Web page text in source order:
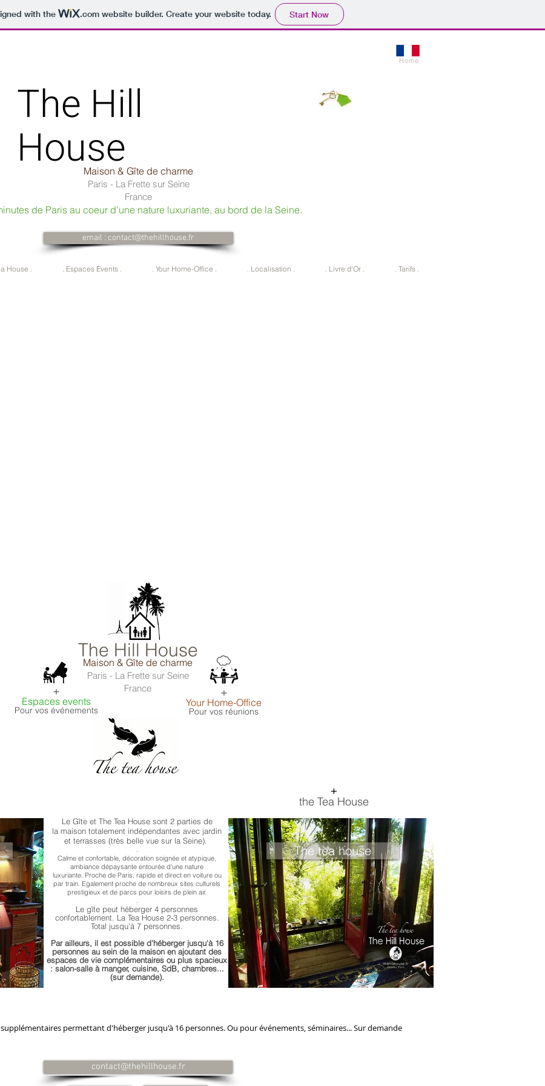
with the .comwebsite builder. Create your website today. Start Now
Home
Maison & Gîte de charme
Paris - La Frette surSeine
France
The Hill
House
de Paris au coeur d'une nature luxuriante, au bord de la Seine.
The Hill House
Maison & Gîte de charme
Paris - La Frette surSeine
France
+
Your Home-Office
Pour vos réunions
+
Espaces events
Pour vos événements
&
+
the Tea House
​Le Gîte et The Tea House sont 2 parties de
la maison totalement indépendantes avec jardin
et terrasses (très belle vue sur la Seine). ​
.
Calme et confortable, décoration soignée et atypique,
ambiance dépaysante entourée d'une nature
luxuriante. Proche de Paris, rapide et direct en voiture ou
par train. Egalement proche de nombreux sites culturels
prestigieux et de parcs pour loisirs de plein air.
.
Le gîte peut héberger 4 personnes
confortablement. La Tea House 2-3 personnes.
Total jusqu'à 7 personnes
Par ailleurs, il est possible d'héberger jusqu'à 16
personnes au sein de la maison en ajoutant des
espaces de vie complémentaires ou plus spacieux
: salon-salle à manger, cuisine, SdB, chambres...
(sur demande).
The tea house
permettant d'héberger jusqu'à 16 personnes. Ou pour événements, séminaires... Sur demande
contact@thehillhouse.fr
House . . Espaces Events . . Your Home-Office . . Localisation . . Livre d'Or . . Tarifs .
email : contact@thehillhouse.fr